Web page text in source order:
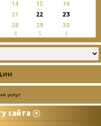
14 15
16
21 22 23
28 29
30
4 5 6
услуг
сайта